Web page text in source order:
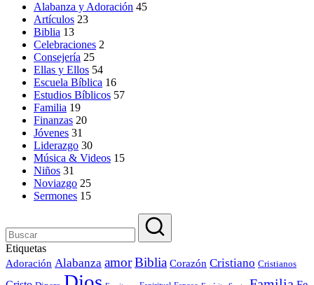
Alabanza y Adoración 45
Artículos 23
Biblia 13
Celebraciones 2
Consejería 25
Ellas y Ellos 54
Escuela Bíblica 16
Estudios Bíblicos 57
Familia 19
Finanzas 20
Jóvenes 31
Liderazgo 30
Música & Videos 15
Niños 31
Noviazgo 25
Sermones 15
Etiquetas
Adoración Alabanza amorBiblia Corazón Cristiano Cristianos